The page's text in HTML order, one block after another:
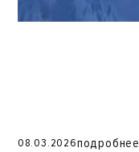
08.03.2026подробнее